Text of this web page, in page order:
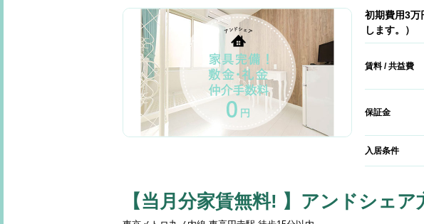
初期費用3万
します。）
賃料 / 共益費
保証金
入居条件
【当月分家賃無料! 】アンドシェア